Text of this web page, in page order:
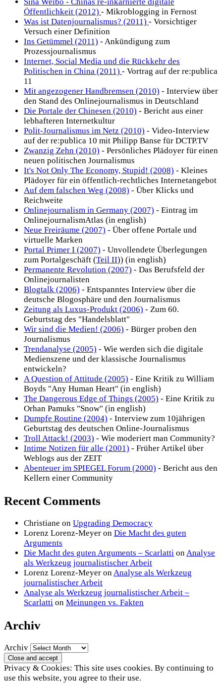
Öffentlichkeit (2012) - Mikroblogging in Fernost
Was ist Datenjournalismus? (2011) - Vorsichtiger
Versuch einer Definition
Ins Getümmel (2011) - Ankündigung zum
Prozessjournalismus
Internet, Social Media und die Rückkehr des
Politischen in China (2011) - Vortrag auf der re:publica
11
Mit angezogener Handbremsen (2010) - Interview über
den Stand des Onlinejournalismus in Deutschland
Die Portale der Chinesen (2010) - Bericht aus einer
lebhafteren Internetkultur
Polit-Journalismus im Netz (2010) - Video-Interview
auf der re:publica 10 mit Philipp Banse für DCTP.TV
Zwanzig Zehn (2010) - Persönliches Plädoyer für einen
neuen politischen Journalismus
It's Not Only The Economy, Stupid! (2008) - Kleines
Plädoyer für ein öffentlich-rechtliches Internetangebot
Auf dem falschen Weg (2008) - Über Klicks und
Reichweite
Onlinejournalism in Germany (2007) - Eintrag im
OnlinejournalismAtlas (in english)
Neue Freiräume (2007) - Über offene Portale und
virtuelle Marken
Portal Primer I (2007) - Unvollendete Überlegungen
zum Portalgeschäft (Teil II)) (in english)
Permanente Revolution (2007) - Das Berufsfeld der
Onlinejournalisten
Blogtalk (2006) - Entspanntes Interview über die
deutsche Blogosphäre und den Journalismus
Zeitung als Luxus-Produkt (2006) - Zum 60.
Geburtstag des "Handelsblatt"
Wir sind die Medien! (2006) - Bürger proben den
Journalismus
Trendanalyse (2005) - Wie werden sich die digitale
Medienszene und der klassische Journalismus
entwickeln?
A Question of Attitude (2005) - Eine Kritik zu William
Boyds "Any Human Heart" (in english)
The Dangerous Edge of Things (2005) - Eine Kritik zu
Orhan Pamuks "Snow" (in english)
Dumpfe Routine (2004) - Interview zum 10jährigen
Geburtstag des deutschen Online-Journalismus
Troll Attack! (2003) - Wie moderiert man Community?
Intime Notizen für alle (2001) - Früher Artikel über
Weblogs aus der ZEIT
Abenteuer im SPIEGEL Forum (2000) - Bericht aus den
Kellern einer Community
Recent Comments
Christiane on Upgrading Democracy
Lorenz Lorenz-Meyer on Die Macht des guten
Arguments
Die Macht des guten Arguments – Scarlatti onAnalyse
als Werkzeug journalistischer Arbeit
Lorenz Lorenz-Meyer onAnalyse als Werkzeug
journalistischer Arbeit
Analyse als Werkzeug journalistischer Arbeit –
Scarlatti on Meinungen vs. Fakten
Archiv
Archiv
Privacy & Cookies: This site uses cookies. By continuing to
use this website, you agree to their use.